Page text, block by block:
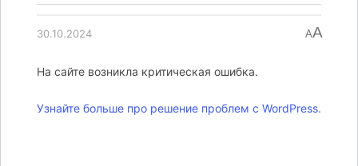
30.10.2024 AA
На сайте возникла критическая ошибка.
Узнайте больше про решение проблем с WordPress.